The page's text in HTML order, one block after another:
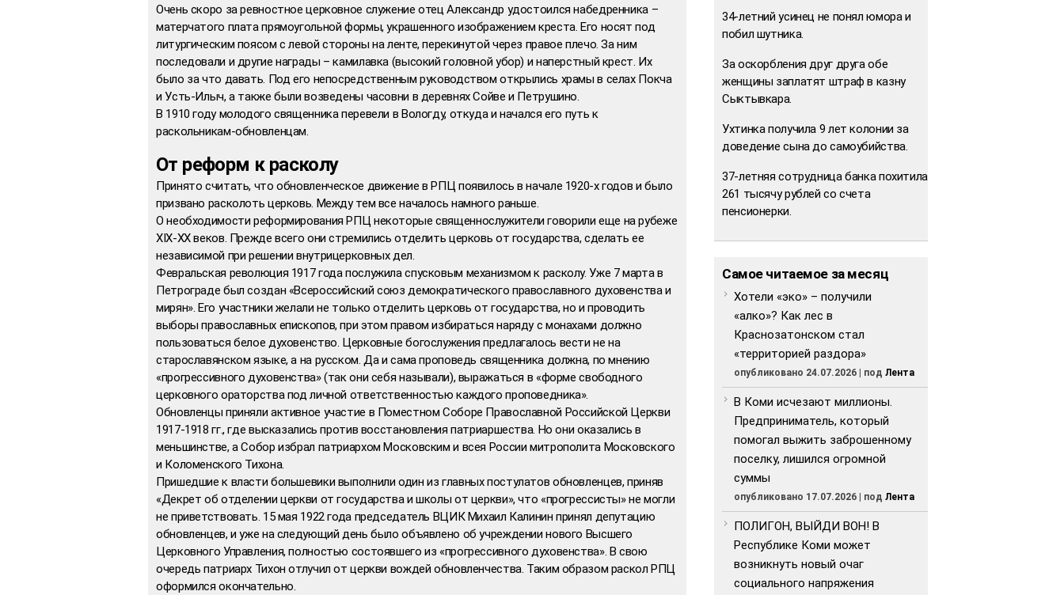
Очень скоро за ревностное церковное служение отец Александр удостоился набедренника –
матерчатого плата прямоугольной формы, украшенного изображением креста. Его носят под
литургическим поясом с левой стороны на ленте, перекинутой через правое плечо. За ним
последовали и другие награды – камилавка (высокий головной убор) и наперстный крест. Их
было за что давать. Под его непосредственным руководством открылись храмы в селах Покча
и Усть-Илыч, а также были возведены часовни в деревнях Сойве и Петрушино.
В 1910 году молодого священника перевели в Вологду, откуда и начался его путь к
раскольникам-обновленцам.
От реформ к расколу
Принято считать, что обновленческое движение в РПЦ появилось в начале 1920-х годов и было
призвано расколоть церковь. Между тем все началось намного раньше.
О необходимости реформирования РПЦ некоторые священнослужители говорили еще на рубеже
XIX-XX веков. Прежде всего они стремились отделить церковь от государства, сделать ее
независимой при решении внутрицерковных дел.
Февральская революция 1917 года послужила спусковым механизмом к расколу. Уже 7 марта в
Петрограде был создан «Всероссийский союз демократического православного духовенства и
мирян». Его участники желали не только отделить церковь от государства, но и проводить
выборы православных епископов, при этом правом избираться наряду с монахами должно
пользоваться белое духовенство. Церковные богослужения предлагалось вести не на
старославянском языке, а на русском. Да и сама проповедь священника должна, по мнению
«прогрессивного духовенства» (так они себя называли), выражаться в «форме свободного
церковного ораторства под личной ответственностью каждого проповедника».
Обновленцы приняли активное участие в Поместном Соборе Православной Российской Церкви
1917-1918 гг., где высказались против восстановления патриаршества. Но они оказались в
меньшинстве, а Собор избрал патриархом Московским и всея России митрополита Московского
и Коломенского Тихона.
Пришедшие к власти большевики выполнили один из главных постулатов обновленцев, приняв
«Декрет об отделении церкви от государства и школы от церкви», что «прогрессисты» не могли
не приветствовать. 15 мая 1922 года председатель ВЦИК Михаил Калинин принял депутацию
обновленцев, и уже на следующий день было объявлено об учреждении нового Высшего
Церковного Управления, полностью состоявшего из «прогрессивного духовенства». В свою
очередь патриарх Тихон отлучил от церкви вождей обновленчества. Таким образом раскол РПЦ
оформился окончательно.
34-летний усинец не понял юмора и
побил шутника.
За оскорбления друг друга обе
женщины заплатят штраф в казну
Сыктывкара.
Ухтинка получила 9 лет колонии за
доведение сына до самоубийства.
37-летняя сотрудница банка похитила
261 тысячу рублей со счета
пенсионерки.
Самое читаемое за месяц
Хотели «эко» – получили
«алко»? Как лес в
Краснозатонском стал
«территорией раздора»
опубликовано 24.07.2026 | под Лента
В Коми исчезают миллионы.
Предприниматель, который
помогал выжить заброшенному
поселку, лишился огромной
суммы
опубликовано 17.07.2026 | под Лента
ПОЛИГОН, ВЫЙДИ ВОН! В
Республике Коми может
возникнуть новый очаг
социального напряжения